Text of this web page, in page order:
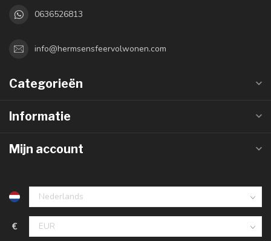
0636526813
info@hermsensfeervolwonen.com
Categorieën
Informatie
Mijn account
€